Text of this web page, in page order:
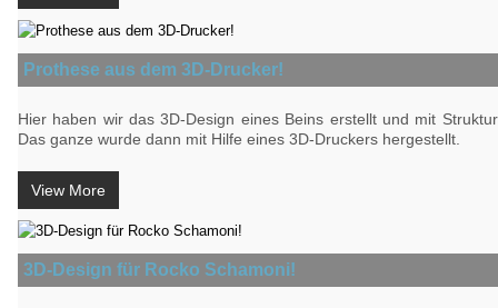
Prothese aus dem 3D-Drucker!
Hier haben wir das 3D-Design eines Beins erstellt und mit
Das ganze wurde dann mit Hilfe eines 3D-Druckers hergestellt.
View More
3D-Design für Rocko Schamoni!